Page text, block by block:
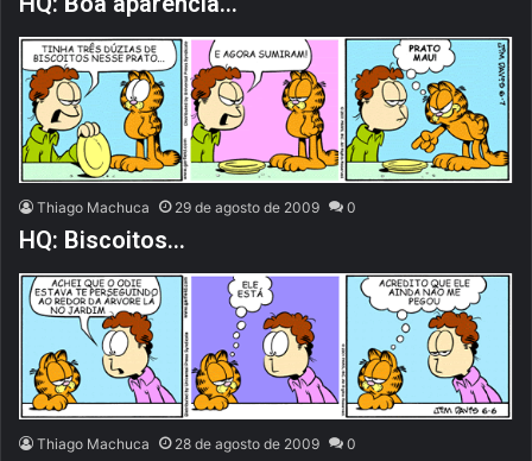
Thiago Machuca 29 de agosto de 2009 0
HQ: Biscoitos…
Thiago Machuca 28 de agosto de 2009 0